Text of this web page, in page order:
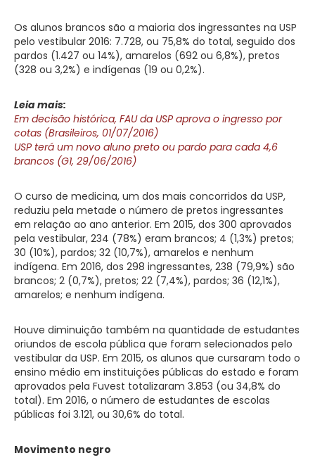
Os alunos brancos são a maioria dos ingressantes na USP
pelo vestibular 2016: 7.728, ou 75,8% do total, seguido dos
pardos (1.427 ou 14%), amarelos (692 ou 6,8%), pretos
(328 ou 3,2%) e indígenas (19 ou 0,2%).
Leia mais:
Em decisão histórica, FAU da USP aprova o ingresso por
cotas (Brasileiros, 01/07/2016)
USP terá um novo aluno preto ou pardo para cada 4,6
brancos (G1, 29/06/2016)
O curso de medicina, um dos mais concorridos da USP,
reduziu pela metade o número de pretos ingressantes
em relação ao ano anterior. Em 2015, dos 300 aprovados
pela vestibular, 234 (78%) eram brancos; 4 (1,3%) pretos;
30 (10%), pardos; 32 (10,7%), amarelos e nenhum
indígena. Em 2016, dos 298 ingressantes, 238 (79,9%) são
brancos; 2 (0,7%), pretos; 22 (7,4%), pardos; 36 (12,1%),
amarelos; e nenhum indígena.
Houve diminuição também na quantidade de estudantes
oriundos de escola pública que foram selecionados pelo
vestibular da USP. Em 2015, os alunos que cursaram todo o
ensino médio em instituições públicas do estado e foram
aprovados pela Fuvest totalizaram 3.853 (ou 34,8% do
total). Em 2016, o número de estudantes de escolas
públicas foi 3.121, ou 30,6% do total.
Movimento negro